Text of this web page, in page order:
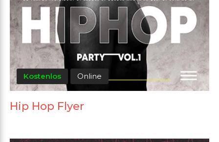
Kostenlos Online
Hip Hop Flyer